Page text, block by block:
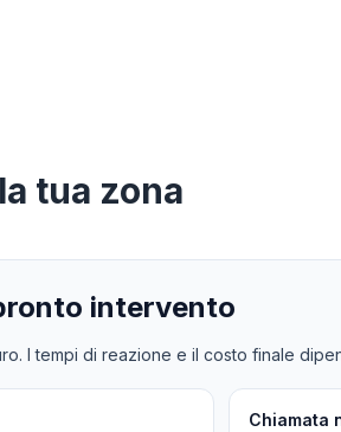
tua zona
intervento
I tempi di reazione e il costo finale
Chiamata